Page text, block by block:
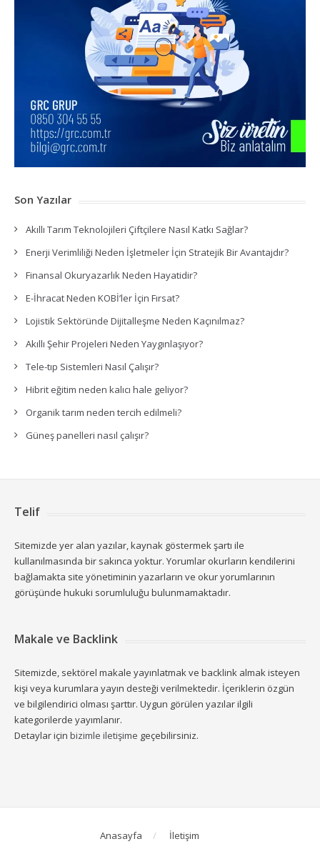
Son Yazılar
Akıllı Tarım Teknolojileri Çiftçilere Nasıl Katkı Sağlar?
Enerji Verimliliği Neden İşletmeler İçin Stratejik Bir Avantajdır?
Finansal Okuryazarlık Neden Hayatidir?
E-İhracat Neden KOBİ’ler İçin Fırsat?
Lojistik Sektöründe Dijitalleşme Neden Kaçınılmaz?
Akıllı Şehir Projeleri Neden Yaygınlaşıyor?
Tele-tıp Sistemleri Nasıl Çalışır?
Hibrit eğitim neden kalıcı hale geliyor?
Organik tarım neden tercih edilmeli?
Güneş panelleri nasıl çalışır?
Telif
Sitemizde yer alan yazılar, kaynak göstermek şartı ile
kullanılmasında bir sakınca yoktur. Yorumlar okurların kendilerini
bağlamakta site yönetiminin yazarların ve okur yorumlarının
görüşünde hukuki sorumluluğu bulunmamaktadır.
Makale ve Backlink
Sitemizde, sektörel makale yayınlatmak ve backlink almak isteyen
kişi veya kurumlara yayın desteği verilmektedir. İçeriklerin özgün
ve bilgilendirici olması şarttır. Uygun görülen yazılar ilgili
kategorilerde yayımlanır.
Detaylar için bizimle iletişime geçebilirsiniz.
Anasayfa İletişim